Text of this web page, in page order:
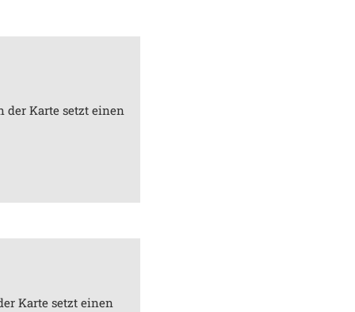
Karte setzt einen
Karte setzt einen